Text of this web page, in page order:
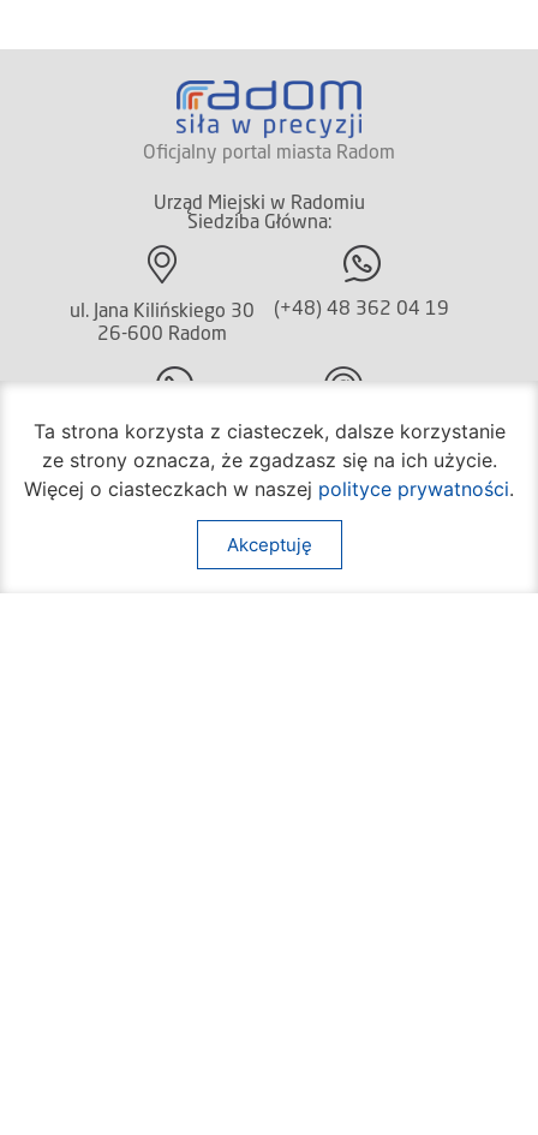
Oficjalny portal miasta Radom
Urząd Miejski w Radomiu
Siedziba Główna:
ul. Jana Kilińskiego 30
26-600 Radom
(+48) 48 362 04 19
(+48) 362 04 24 bom@umradom.pl
Godziny pracy:
Biuro Obsługi Mieszkańca
poniedziałek – piątek
Ta strona korzysta z ciasteczek, dalsze korzystanie
ze strony oznacza, że zgadzasz się na ich użycie.
Więcej o ciasteczkach w naszej polityce prywatności.
Akceptuję